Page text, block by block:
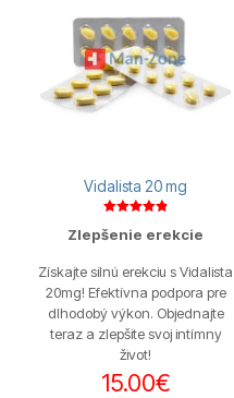
Vidalista 20 mg
4.88
Zlepšenie erekcie
Získajte silnú erekciu s Vidalista
20mg! Efektívna podpora pre
dlhodobý výkon. Objednajte
teraz a zlepšite svoj intímny
život!
15.00€